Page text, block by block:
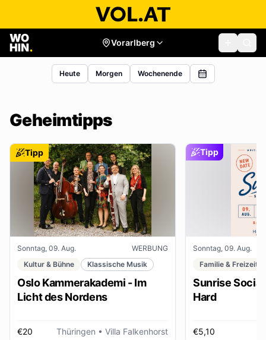
Vorarlberg
Heute Morgen Wochenende
Geheimtipps
Tipp
Sonntag, 09. Aug.
WERBUNG
Kultur & Bühne
Klassische Musik
Oslo Kammerakademi - Im
Licht des Nordens
€20 Thüringen • Villa Falkenhorst
Tipp
Sonntag, 09. Aug.
Familie & Freizeit
Sunrise
Hard
€5,10